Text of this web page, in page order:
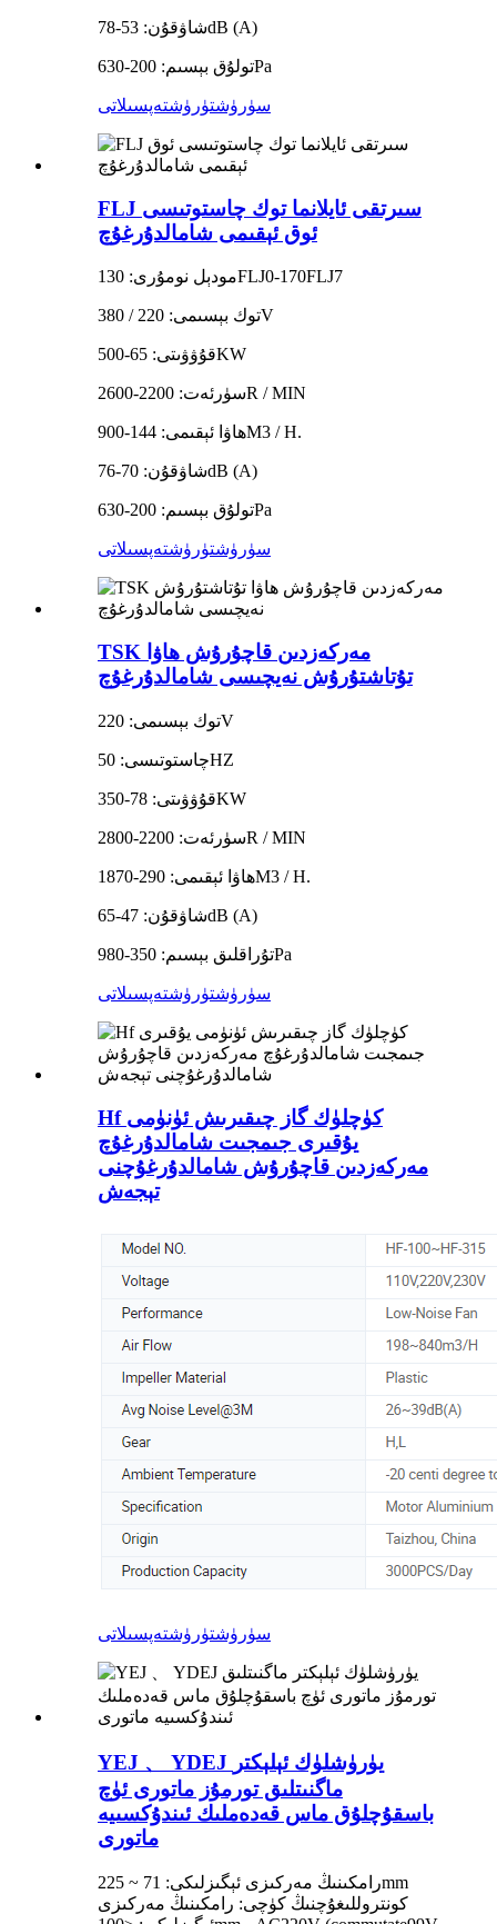
شاۋقۇن: 53-78dB (A)
تولۇق بېسىم: 200-630Pa
سۈرۈشتۈرۈشتەپسىلاتى
FLJ سىرتقى ئايلانما توك چاستوتىسى
ئوق ئېقىمى شامالدۇرغۇچ
مودېل نومۇرى: 130FLJ0-170FLJ7
توك بېسىمى: 220 / 380V
قۇۋۋىتى: 65-500KW
سۈرئەت: 2200-2600R / MIN
ھاۋا ئېقىمى: 144-900M3 / H.
شاۋقۇن: 70-76dB (A)
تولۇق بېسىم: 200-630Pa
سۈرۈشتۈرۈشتەپسىلاتى
TSK مەركەزدىن قاچۇرۇش ھاۋا
تۇتاشتۇرۇش نەيچىسى شامالدۇرغۇچ
توك بېسىمى: 220V
چاستوتىسى: 50HZ
قۇۋۋىتى: 78-350KW
سۈرئەت: 2200-2800R / MIN
ھاۋا ئېقىمى: 290-1870M3 / H.
شاۋقۇن: 47-65dB (A)
تۇراقلىق بېسىم: 350-980Pa
سۈرۈشتۈرۈشتەپسىلاتى
Hf كۈچلۈك گاز چىقىرىش ئۈنۈمى
يۇقىرى جىمجىت شامالدۇرغۇچ
مەركەزدىن قاچۇرۇش شامالدۇرغۇچنى
تېجەش
سۈرۈشتۈرۈشتەپسىلاتى
YEJ 、 YDEJ يۈرۈشلۈك ئېلېكتر
ماگنىتلىق تورمۇز ماتورى ئۈچ
باسقۇچلۇق ماس قەدەملىك ئىندۇكسىيە
ماتورى
رامكىنىڭ مەركىزى ئېگىزلىكى: 71 ~ 225mm
كونتروللىغۇچنىڭ كۈچى: رامكىنىڭ مەركىزى